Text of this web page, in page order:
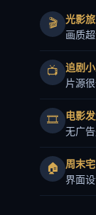
🎬
光影
画质
📺 追剧
片源
🎞️ 电影
无广
🏠
周末
界面